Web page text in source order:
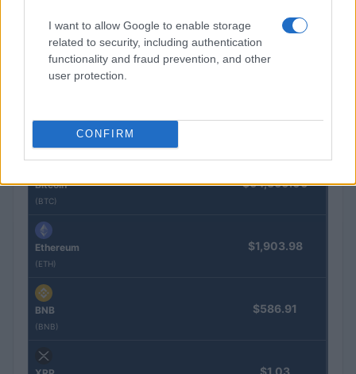
I want to allow Google to enable storage
related to security, including authentication
functionality and fraud prevention, and other
user protection.
CONFIRM
Nombre
Bitcoin
(BTC)
$64,360.00
Ethereum
(ETH)
$1,903.98
BNB
(BNB)
$586.91
$1.03